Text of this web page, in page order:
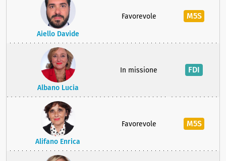
Aiello Davide
Favorevole M5S
Albano Lucia
In missione FDI
Alifano Enrica
Favorevole M5S